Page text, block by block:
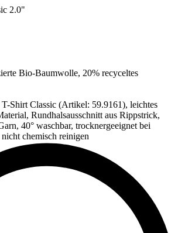
2.0"
Bio-Baumwolle, 20% recyceltes
Shirt Classic (Artikel: 59.9161), leichtes
Rundhalsausschnitt aus Rippstrick,
40° waschbar, trocknergeeignet bei
chemisch reinigen